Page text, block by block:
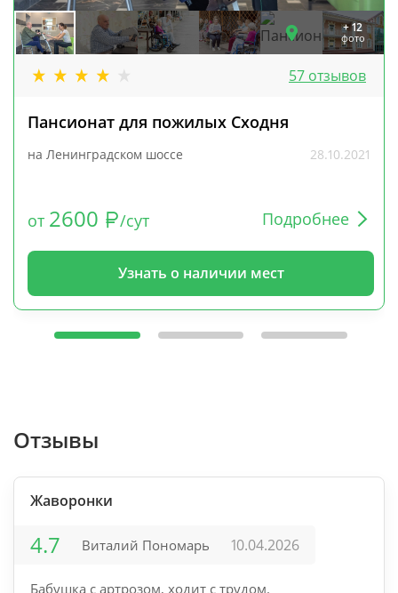
+ 12
фото
57 отзывов
Пансионат для пожилых Сходня
на Ленинградском шоссе 28.10.2021
от 2600 /сут Подробнее
Узнать о наличии мест
Отзывы
Жаворонки
4.7 Виталий Пономарь 10.04.2026
Бабушка с артрозом, ходит с трудом.